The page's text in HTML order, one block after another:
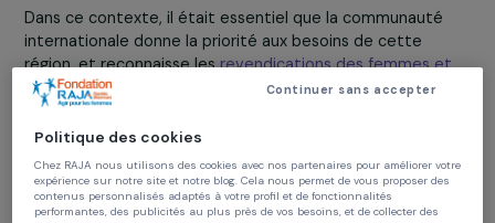
femmes, vivant majoritairement de revenus informels,
confrontées à des violences sexistes accrues. Enfin, le
continent est plongé dans une crise énergétique
alimentée par les conflits, en particulier la guerre que la
Dans ce contexte, il était essentiel que la communauté
internationale donne la priorité aux besoins de cette
région, et reconnaisse lesrevendications des femmes